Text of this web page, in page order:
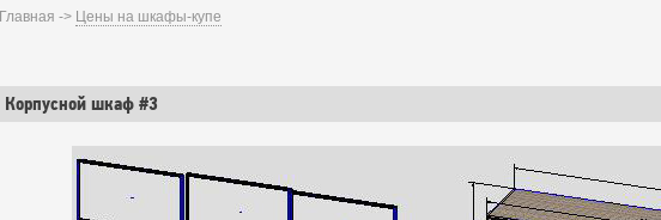
Главная -> Цены на шкафы-купе
Корпусной шкаф #3